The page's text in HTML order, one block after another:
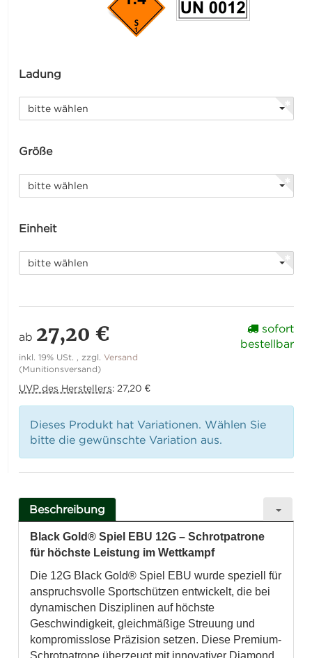
Ladung
bitte wählen
Größe
bitte wählen
Einheit
bitte wählen
ab 27,20 €
inkl. 19% USt. , zzgl.Versand
(Munitionsversand)
UVP des Herstellers: 27,20 €
sofort
bestellbar
Dieses Produkt hat Variationen. Wählen Sie
bitte die gewünschte Variation aus.
Beschreibung
Black Gold® Spiel EBU 12G – Schrotpatrone
für höchste Leistung im Wettkampf
Die 12G Black Gold® Spiel EBU wurde speziell für
anspruchsvolle Sportschützen entwickelt, die bei
dynamischen Disziplinen auf höchste
Geschwindigkeit, gleichmäßige Streuung und
kompromisslose Präzision setzen. Diese Premium-